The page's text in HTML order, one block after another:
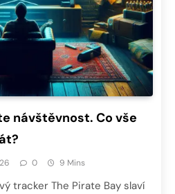
návštěvnost. Co vše
0 9 Mins
tracker The Pirate Bay slaví